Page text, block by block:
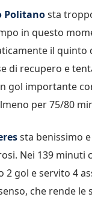
Politanosta
in questo
il quinto
di recupero e
gol importante
per 75/80
sta benissimo
Nei 139 minuti
2 gol e servito 4
che rende le